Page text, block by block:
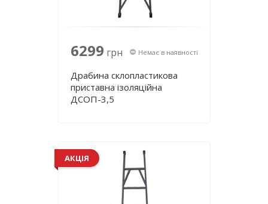
6299 грн Немає в наявності
Драбина склопластикова
приставна ізоляційна
ДСОП-3,5
АКЦІЯ